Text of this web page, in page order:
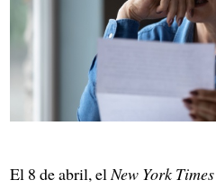
El 8 de abril, el New York Times